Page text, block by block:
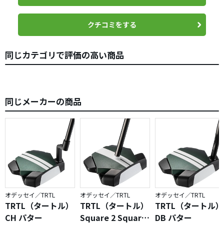
クチコミをする
同じカテゴリで評価の高い商品
同じメーカーの商品
オデッセイ／TRTL
TRTL（タートル）
CH パター
オデッセイ／TRTL
TRTL（タートル）
Square 2 Square
オデッセイ／TRTL
TRTL（タートル）
DB パター